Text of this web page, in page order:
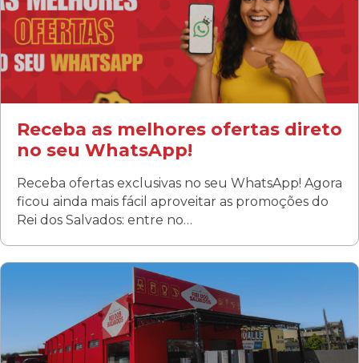
Fanny
Rua Albino Beatriz, 100 - Fanny, Curitiba –PR
Segunda a sábado: 09h00 às 19h00
Domingo: FECHADA
ÚLTIMOS DIAS DE LIQUIDAÇÃO!
Receba as melhores ofertas direto
no seu WhatsApp!
Receba ofertas exclusivas no seu WhatsApp! Agora
ficou ainda mais fácil aproveitar as promoções do
Rei dos Salvados: entre no…